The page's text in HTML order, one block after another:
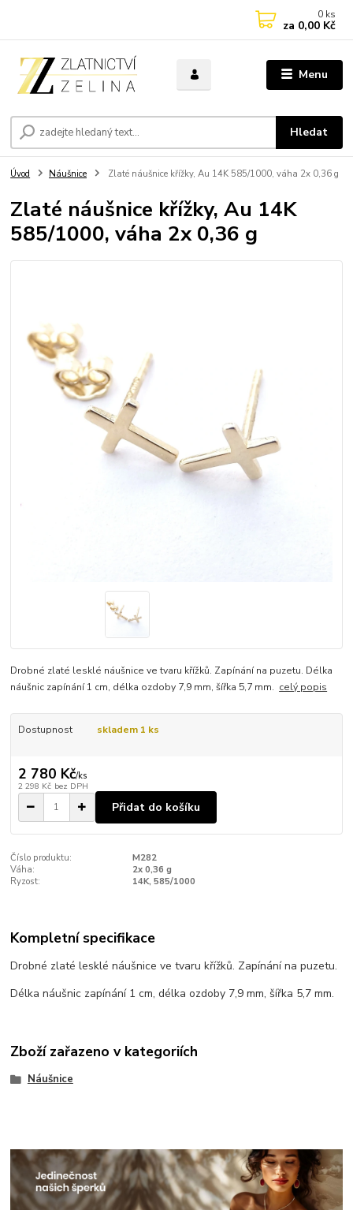
Menu
Hledat
0 ks
za 0,00 Kč
Úvod Náušnice Zlaté náušnice křížky, Au 14K 585/1000, váha 2x 0,36 g
Zlaté náušnice křížky, Au 14K
585/1000, váha 2x 0,36 g
Drobné zlaté lesklé náušnice ve tvaru křížků. Zapínání na puzetu. Délka
náušnic zapínání 1 cm, délka ozdoby 7,9 mm, šířka 5,7 mm. celý popis
Dostupnost skladem 1 ks
2 780 Kč/ks
2 298 Kč bez DPH
Přidat do košíku
Číslo produktu:
M282
Váha:
2x 0,36 g
Ryzost:
14K, 585/1000
Kompletní specifikace
Drobné zlaté lesklé náušnice ve tvaru křížků. Zapínání na puzetu.
Délka náušnic zapínání 1 cm, délka ozdoby 7,9 mm, šířka 5,7 mm.
Zboží zařazeno v kategoriích
Náušnice